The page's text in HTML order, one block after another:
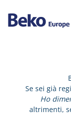
Se sei già
Ho
altrimenti,